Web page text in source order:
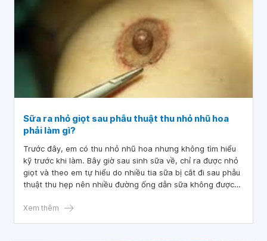
Sữa ra nhỏ giọt sau phẫu thuật thu nhỏ nhũ hoa
phải làm gì?
Trước đây, em có thu nhỏ nhũ hoa nhưng không tìm hiểu
kỹ trước khi làm. Bây giờ sau sinh sữa về, chỉ ra được nhỏ
giọt và theo em tự hiểu do nhiều tia sữa bị cắt đi sau phẫu
thuật thu hẹp nên nhiều đường ống dẫn sữa không được
giọt sau phẫu thuật thu nhỏ nhũ hoa phải làm gì? Có
Xem thêm